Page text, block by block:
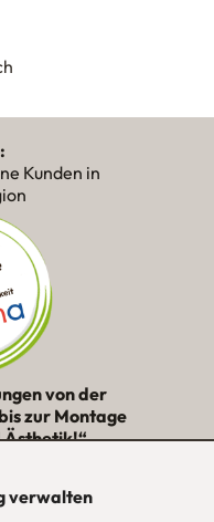
verwalten
Kunden in
von der
zur Montage
Ästhetik!“